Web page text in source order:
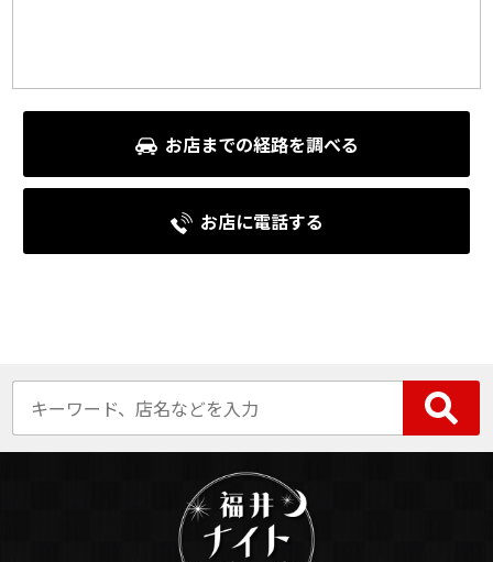
お店までの経路を調べる
お店に電話する